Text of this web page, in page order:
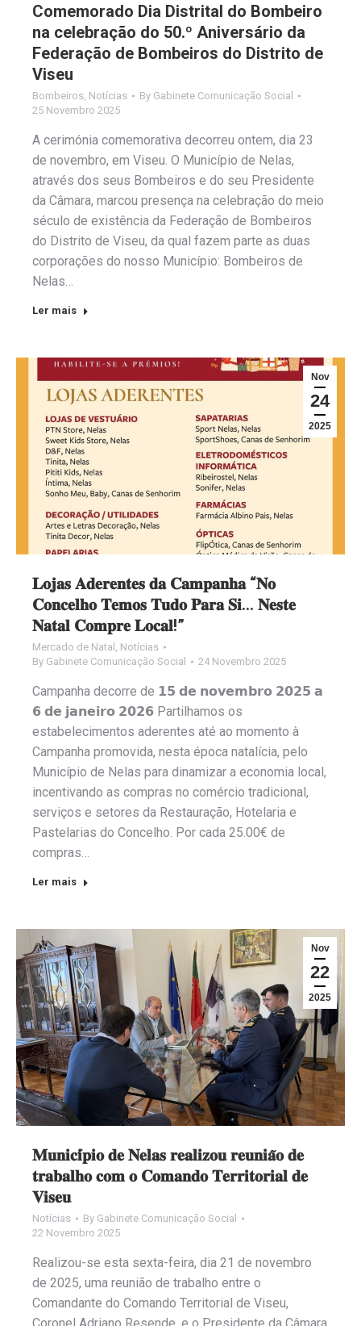
Comemorado Dia Distrital do Bombeiro
na celebração do 50.º Aniversário da
Federação de Bombeiros do Distrito de
Viseu
Bombeiros Notícias By Gabinete Comunicação Social
25 Novembro 2025
A cerimónia comemorativa decorreu ontem, dia 23
de novembro, em Viseu. O Município de Nelas,
através dos seus Bombeiros e do seu Presidente
da Câmara, marcou presença na celebração do meio
século de existência da Federação de Bombeiros
do Distrito de Viseu, da qual fazem parte as duas
corporações do nosso Município: Bombeiros de
Nelas…
Ler mais
Nov
24
2025
𝐋𝐨𝐣𝐚𝐬 𝐀𝐝𝐞𝐫𝐞𝐧𝐭𝐞𝐬 𝐝𝐚 𝐂𝐚𝐦𝐩𝐚𝐧𝐡𝐚 “𝐍𝐨
𝐂𝐨𝐧𝐜𝐞𝐥𝐡𝐨 𝐓𝐞𝐦𝐨𝐬 𝐓𝐮𝐝𝐨 𝐏𝐚𝐫𝐚 𝐒𝐢… 𝐍𝐞𝐬𝐭𝐞
𝐍𝐚𝐭𝐚𝐥 𝐂𝐨𝐦𝐩𝐫𝐞 𝐋𝐨𝐜𝐚𝐥!”
Mercado de Natal , Notícias
By Gabinete Comunicação Social 24 Novembro 2025
Campanha decorre de 𝟭𝟱 𝗱𝗲 𝗻𝗼𝘃𝗲𝗺𝗯𝗿𝗼 𝟮𝟬𝟮𝟱 𝗮
𝟲 𝗱𝗲 𝗷𝗮𝗻𝗲𝗶𝗿𝗼 𝟮𝟬𝟮𝟲 Partilhamos os
estabelecimentos aderentes até ao momento à
Campanha promovida, nesta época natalícia, pelo
Município de Nelas para dinamizar a economia local,
incentivando as compras no comércio tradicional,
serviços e setores da Restauração, Hotelaria e
Pastelarias do Concelho. Por cada 25.00€ de
compras…
Ler mais
Nov
22
2025
𝐌𝐮𝐧𝐢𝐜𝐢́𝐩𝐢𝐨 𝐝𝐞 𝐍𝐞𝐥𝐚𝐬 𝐫𝐞𝐚𝐥𝐢𝐳𝐨𝐮 𝐫𝐞𝐮𝐧𝐢𝐚̃𝐨 𝐝𝐞
𝐭𝐫𝐚𝐛𝐚𝐥𝐡𝐨 𝐜𝐨𝐦 𝐨 𝐂𝐨𝐦𝐚𝐧𝐝𝐨 𝐓𝐞𝐫𝐫𝐢𝐭𝐨𝐫𝐢𝐚𝐥 𝐝𝐞
𝐕𝐢𝐬𝐞𝐮
Notícias By Gabinete Comunicação Social
22 Novembro 2025
Realizou-se esta sexta-feira, dia 21 de novembro
de 2025, uma reunião de trabalho entre o
Comandante do Comando Territorial de Viseu,